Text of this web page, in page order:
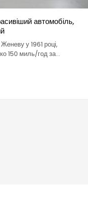
автомобіль,
у 1961 році,
150 миль/год за
автомобілем,
збирає як дизайн.